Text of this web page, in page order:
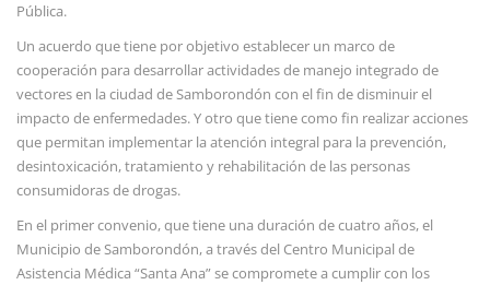
Pública.
Un acuerdo que tiene por objetivo establecer un marco de
cooperación para desarrollar actividades de manejo integrado de
vectores en la ciudad de Samborondón con el fin de disminuir el
impacto de enfermedades. Y otro que tiene como fin realizar acciones
que permitan implementar la atención integral para la prevención,
desintoxicación, tratamiento y rehabilitación de las personas
consumidoras de drogas.
En el primer convenio, que tiene una duración de cuatro años, el
Municipio de Samborondón, a través del Centro Municipal de
Asistencia Médica “Santa Ana” se compromete a cumplir con los